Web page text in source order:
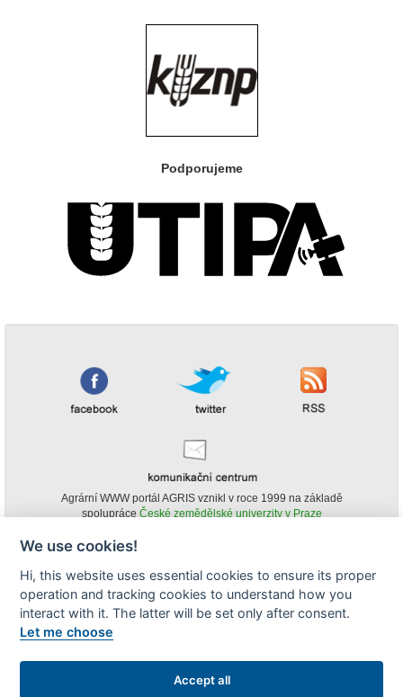
Podporujeme
Agrární WWW portál AGRIS vznikl v roce 1999 na základě
spolupráce České zemědělské univerzity v Praze
obsahu agrárního WWW portálu AGRIS je možné
(pokud není uvedeno jinak) pouze za podmínky uvedení zdroje v podobě
www.agris.cz a data publikace v AGRISu.
We use cookies!
Hi, this website uses essential cookies to ensure its proper
operation and tracking cookies to understand how you
interact with it. The latter will be set only after consent.
Let me choose
Accept all